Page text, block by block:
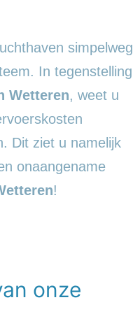
simpelweg
In tegenstelling
Wetteren, weet u
Dit ziet u namelijk
onaangename
!
onze